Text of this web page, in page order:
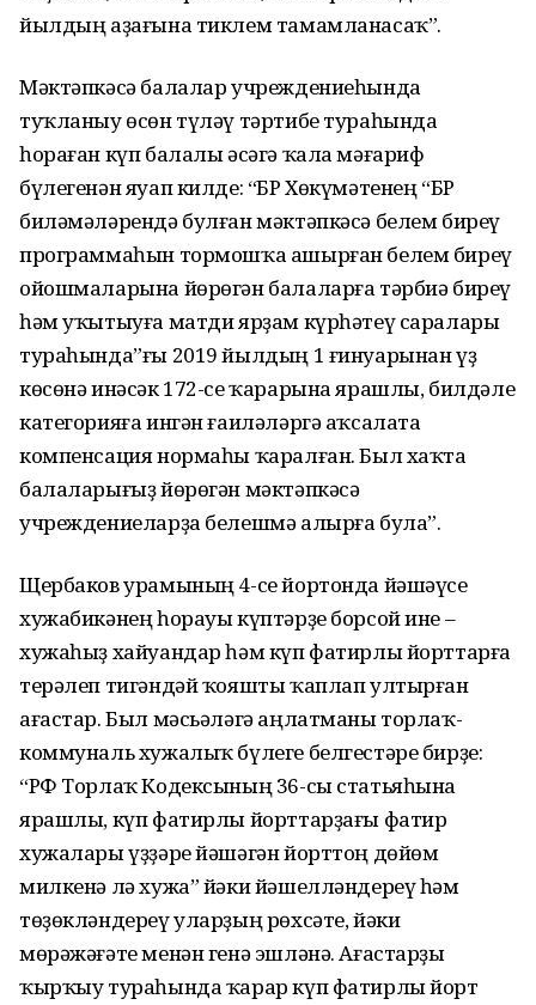
йылдың аҙағына тиклем тамамланасаҡ”.
Мәктәпкәсә балалар учреждениеһында
туҡланыу өсөн түләү тәртибе тураһында
һораған күп балалы әсәгә ҡала мәғариф
бүлегенән яуап килде: “БР Хөкүмәтенең “БР
биләмәләрендә булған мәктәпкәсә белем биреү
программаһын тормошҡа ашырған белем биреү
ойошмаларына йөрөгән балаларға тәрбиә биреү
һәм уҡытыуға матди ярҙам күрһәтеү саралары
тураһында”ғы 2019 йылдың 1 ғинуарынан үҙ
көсөнә инәсәк 172-се ҡарарына ярашлы, билдәле
категорияға ингән ғаиләләргә аҡсалата
компенсация нормаһы ҡаралған. Был хаҡта
балаларығыҙ йөрөгән мәктәпкәсә
учреждениеларҙа белешмә алырға була”.
Щербаков урамының 4-се йортонда йәшәүсе
хужабикәнең һорауы күптәрҙе борсой ине –
хужаһыҙ хайуандар һәм күп фатирлы йорттарға
терәлеп тигәндәй ҡояшты ҡаплап ултырған
ағастар. Был мәсьәләгә аңлатманы торлаҡ-
коммуналь хужалыҡ бүлеге белгестәре бирҙе:
“РФ Торлаҡ Кодексының 36-сы статьяһына
ярашлы, күп фатирлы йорттарҙағы фатир
хужалары үҙҙәре йәшәгән йорттоң дөйөм
милкенә лә хужа” йәки йәшелләндереү һәм
төҙөкләндереү уларҙың рөхсәте, йәки
мөрәжәғәте менән генә эшләнә. Ағастарҙы
ҡырҡыу тураһында ҡарар күп фатирлы йорт